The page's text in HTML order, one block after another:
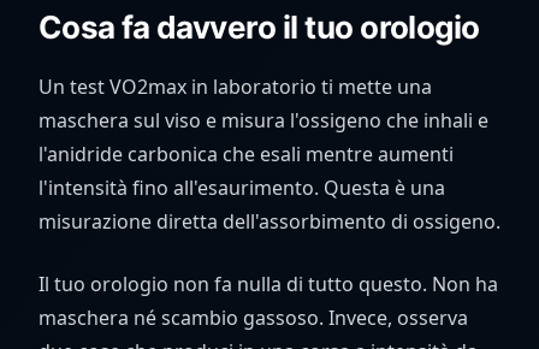
Cosa fa davvero il tuo orologio
Un test VO2max in laboratorio ti mette una
maschera sul viso e misura l'ossigeno che inhali e
l'anidride carbonica che esali mentre aumenti
l'intensità fino all'esaurimento. Questa è una
misurazione diretta dell'assorbimento di ossigeno.
Il tuo orologio non fa nulla di tutto questo. Non ha
maschera né scambio gassoso. Invece, osserva